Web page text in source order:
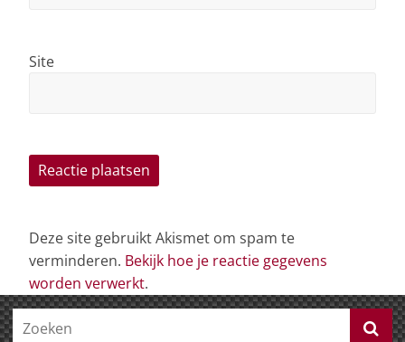
Site
Deze site gebruikt Akismet om spam te
verminderen. Bekijk hoe je reactie gegevens
worden verwerkt.